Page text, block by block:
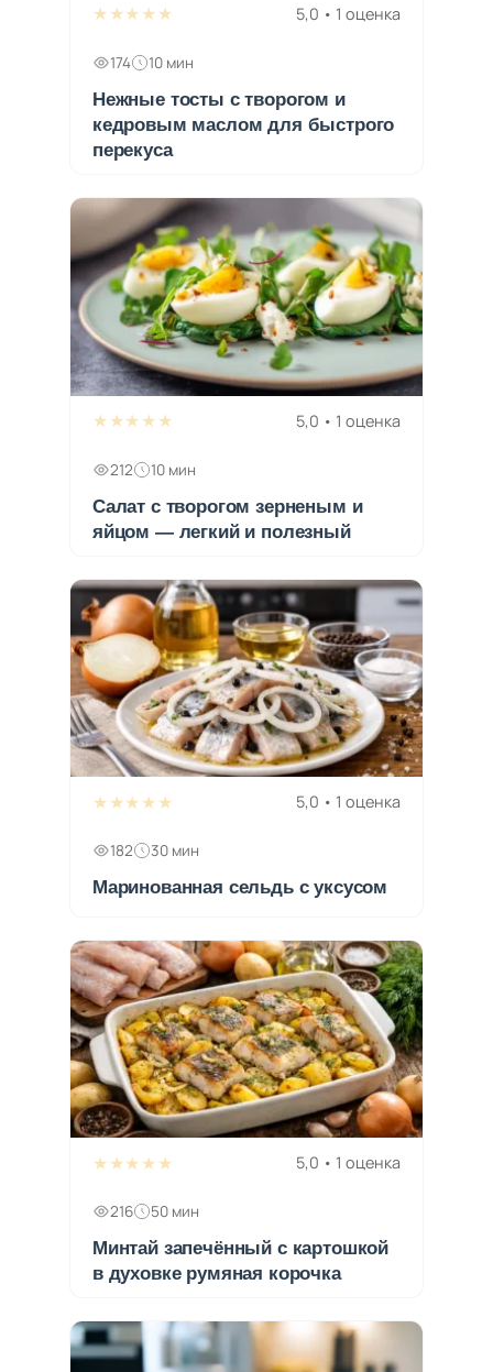
★★★★★ 5,0 • 1 оценка
174 10 мин
Нежные тосты с творогом и
кедровым маслом для быстрого
перекуса
★★★★★ 5,0 • 1 оценка
212 10 мин
Салат с творогом зерненым и
яйцом — легкий и полезный
★★★★★ 5,0 • 1 оценка
182 30 мин
Маринованная сельдь с уксусом
★★★★★ 5,0 • 1 оценка
216 50 мин
Минтай запечённый с картошкой
в духовке румяная корочка